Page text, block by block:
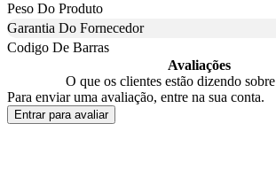
Peso Do Produto
Garantia Do Fornecedor
Codigo De Barras
Avaliações
O que os clientes estão dizendo
Para enviar uma avaliação, entre na sua conta.
Entrar para avaliar